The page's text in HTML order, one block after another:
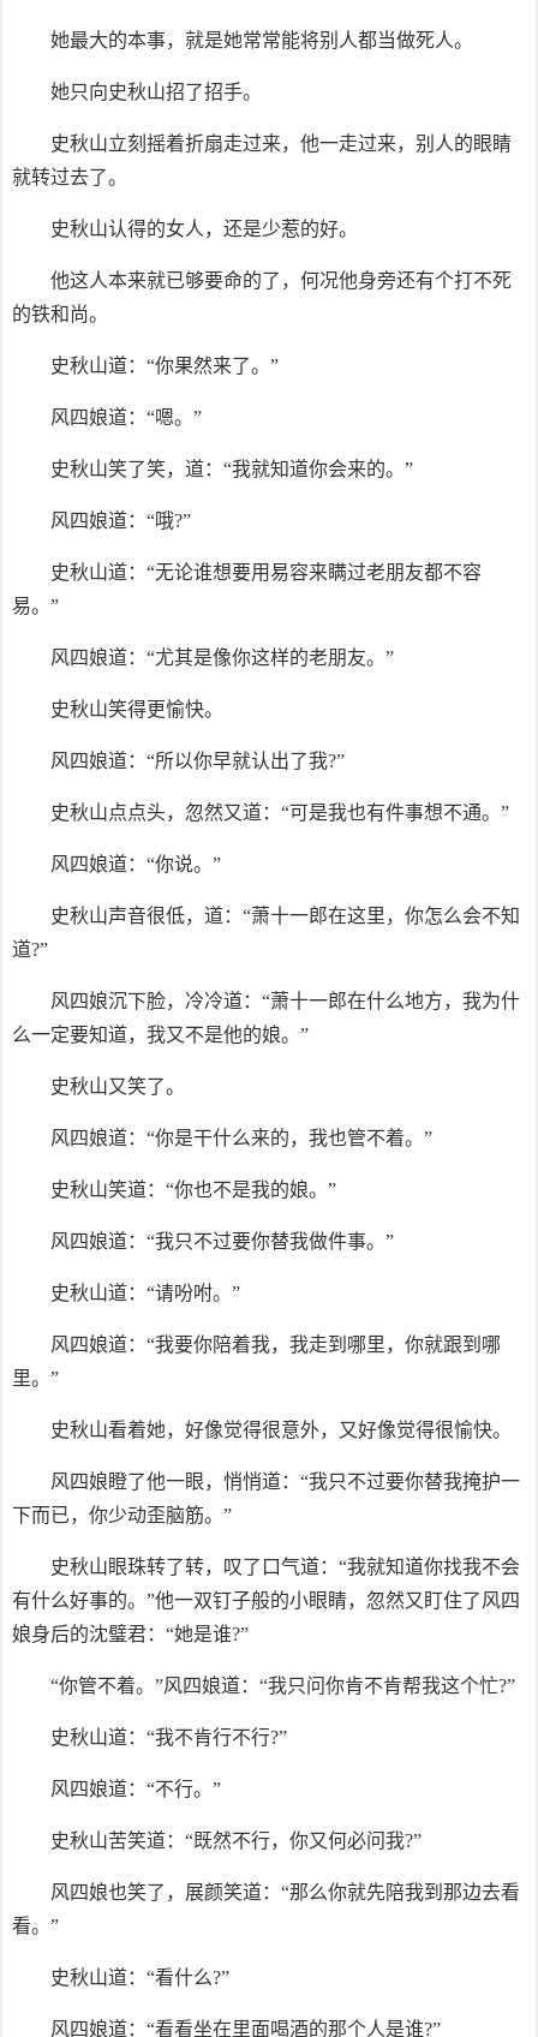
她最大的本事，就是她常常能将别人都当做死人。
她只向史秋山招了招手。
史秋山立刻摇着折扇走过来，他一走过来，别人的眼睛
就转过去了。
史秋山认得的女人，还是少惹的好。
他这人本来就已够要命的了，何况他身旁还有个打不死
的铁和尚。
史秋山道：“你果然来了。”
风四娘道：“嗯。”
史秋山笑了笑，道：“我就知道你会来的。”
风四娘道：“哦?”
史秋山道：“无论谁想要用易容来瞒过老朋友都不容
易。”
风四娘道：“尤其是像你这样的老朋友。”
史秋山笑得更愉快。
风四娘道：“所以你早就认出了我?”
史秋山点点头，忽然又道：“可是我也有件事想不通。”
风四娘道：“你说。”
史秋山声音很低，道：“萧十一郎在这里，你怎么会不知
道?”
风四娘沉下脸，冷冷道：“萧十一郎在什么地方，我为什
么一定要知道，我又不是他的娘。”
史秋山又笑了。
风四娘道：“你是干什么来的，我也管不着。”
史秋山笑道：“你也不是我的娘。”
风四娘道：“我只不过要你替我做件事。”
史秋山道：“请吩咐。”
风四娘道：“我要你陪着我，我走到哪里，你就跟到哪
里。”
史秋山看着她，好像觉得很意外，又好像觉得很愉快。
风四娘瞪了他一眼，悄悄道：“我只不过要你替我掩护一
下而已，你少动歪脑筋。”
史秋山眼珠转了转，叹了口气道：“我就知道你找我不会
有什么好事的。”他一双钉子般的小眼睛，忽然又盯住了风四
娘身后的沈璧君：“她是谁?”
“你管不着。”风四娘道：“我只问你肯不肯帮我这个忙?”
史秋山道：“我不肯行不行?”
风四娘道：“不行。”
史秋山苦笑道：“既然不行，你又何必问我?”
风四娘也笑了，展颜笑道：“那么你就先陪我到那边去看
看。”
史秋山道：“看什么?”
风四娘道：“看看坐在里面喝酒的那个人是谁?”